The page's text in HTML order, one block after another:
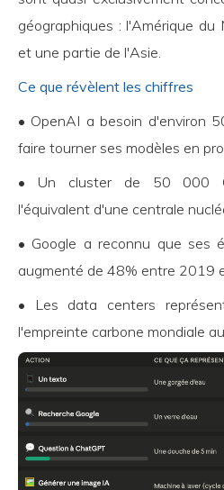
géographiques : l'Amérique du
et une partie de l'Asie.
Ce que révèlent les chiffres
• OpenAI a besoin d'environ
faire tourner ses modèles en
• Un cluster de 50 000
l'équivalent d'une centrale
• Google a reconnu que ses
augmenté de 48% entre 2019
• Les data centers
l'empreinte carbone mondiale